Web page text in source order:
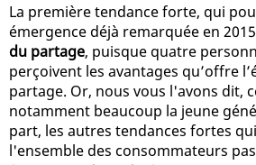
La première tendance forte, qui
émergence déjà remarquée en
du partage, puisque quatre
perçoivent les avantages qu’offre
partage. Or, nous vous l'avons dit,
notamment beaucoup la jeune
part, les autres tendances fortes
l'ensemble des consommateurs